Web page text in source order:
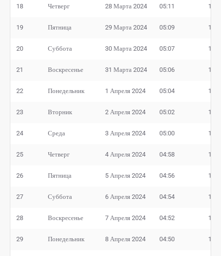
18 Четверг 28 Марта 2024 05:11
19 Пятница 29 Марта 2024 05:09
20 Суббота 30 Марта 2024 05:07
21 Воскресенье 31 Марта 2024 05:06
22 Понедельник 1 Апреля 2024 05:04
23 Вторник 2 Апреля 2024 05:02
24 Среда 3 Апреля 2024 05:00
25 Четверг 4 Апреля 2024 04:58
26 Пятница 5 Апреля 2024 04:56
27 Суббота 6 Апреля 2024 04:54
28 Воскресенье 7 Апреля 2024 04:52
29 Понедельник 8 Апреля 2024 04:50